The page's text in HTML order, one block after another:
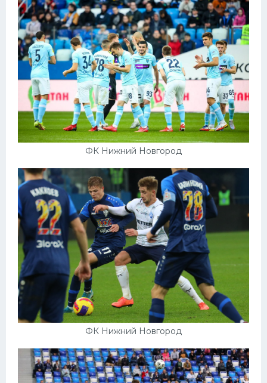
ФК Нижний Новгород
ФК Нижний Новгород